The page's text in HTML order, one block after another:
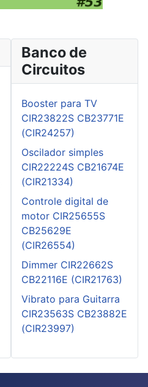
Banco de
Circuitos
Booster para TV
CIR23822S CB23771E
(CIR24257)
Oscilador simples
CIR22224S CB21674E
(CIR21334)
Controle digital de
motor CIR25655S
CB25629E
(CIR26554)
Dimmer CIR22662S
CB22116E (CIR21763)
Vibrato para Guitarra
CIR23563S CB23882E
(CIR23997)